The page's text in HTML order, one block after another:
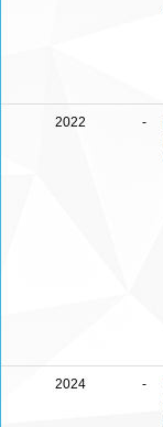
2022 -
2024 -